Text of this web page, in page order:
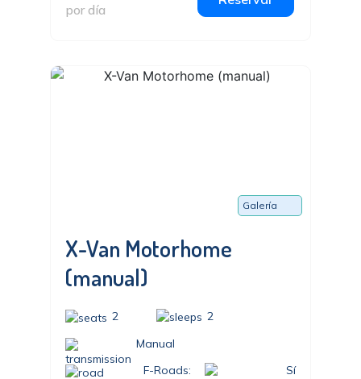
por día
Galería
X-Van Motorhome
(manual)
2
2
Manual
F-Roads:
Sí